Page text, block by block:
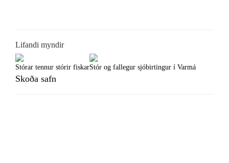
Lifandi myndir
Stórar tennur stórir fiskarStór og fallegur sjóbirtingur í Varmá
Skoða safn